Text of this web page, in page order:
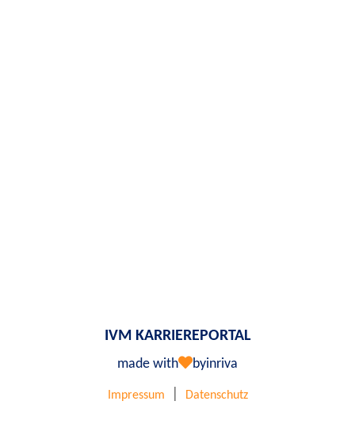
IVM KARRIEREPORTAL
made with byinriva
Impressum Datenschutz